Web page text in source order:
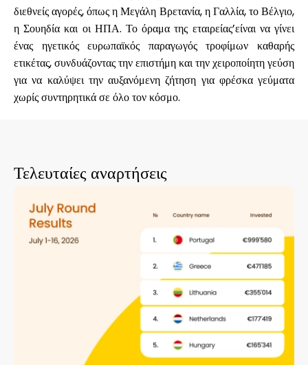
διεθνείς αγορές, όπως η Μεγάλη Βρετανία, η Γαλλία, το Βέλγιο,
η Σουηδία και οι ΗΠΑ. Το όραμα της εταιρείας’είναι να γίνει
ένας ηγετικός ευρωπαϊκός παραγωγός τροφίμων καθαρής
ετικέτας, συνδυάζοντας την επιστήμη και την χειροποίητη γεύση
για να καλύψει την αυξανόμενη ζήτηση για φρέσκα γεύματα
χωρίς συντηρητικά σε όλο τον κόσμο.
Τελευταίες αναρτήσεις